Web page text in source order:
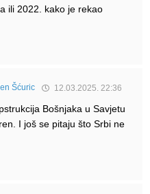
ili 2022. kako je rekao
Šćuric 12.03.2025. 22:36
Bošnjaka u Savjetu
I još se pitaju što Srbi ne